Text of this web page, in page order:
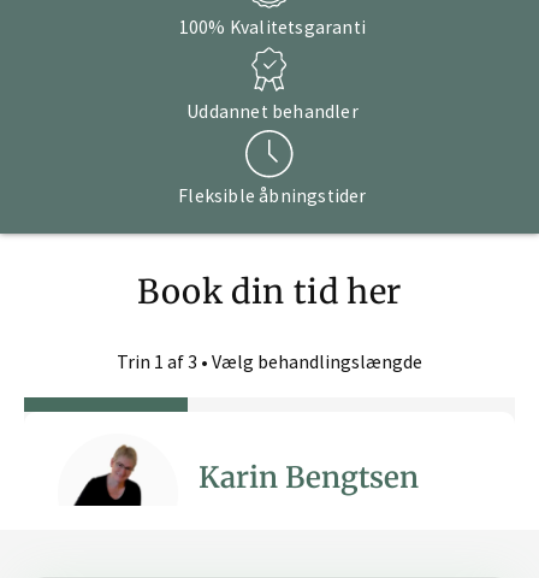
100% Kvalitetsgaranti
Uddannet behandler
Fleksible åbningstider
Book din tid her